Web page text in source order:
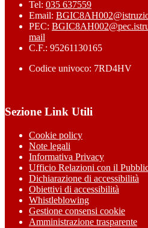
Tel: 035 637559
Email:
PEC:
mail
C.F.: 95261130165
Codice univoco: 7RD4HV
Sezione Link Utili
Cookie policy
Note legali
Informativa Privacy
Ufficio Relazioni con il
Dichiarazione di accessibilità
Obiettivi di accessibilità
Whistleblowing
Gestione consensi cookie
Amministrazione trasparente